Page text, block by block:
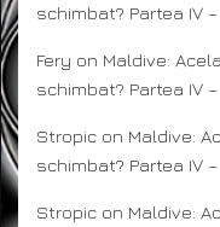
schimbat? Partea IV
Fery on Maldive:
schimbat? Partea IV
Stropic on Maldive:
schimbat? Partea IV
Stropic on Maldive: